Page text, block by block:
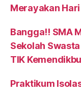
Merayakan
Bangga!! SMA
Sekolah
TIK
Praktikum